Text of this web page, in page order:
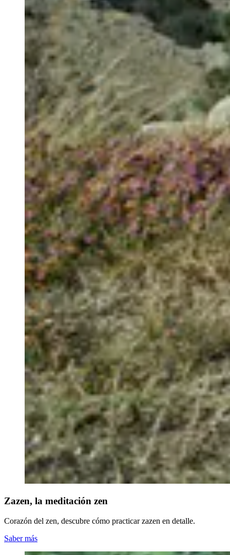
Zazen, la meditación zen
Corazón del zen, descubre cómo practicar zazen en detalle.
Saber más